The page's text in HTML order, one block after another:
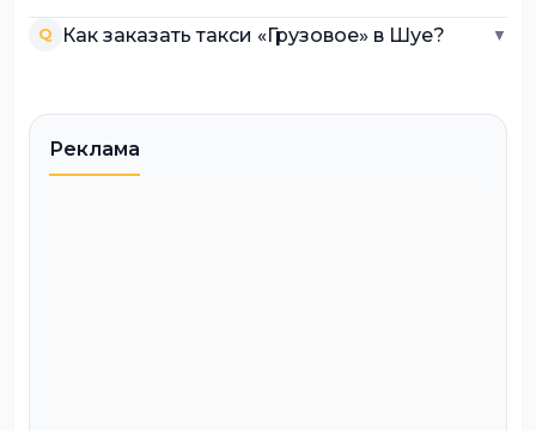
Q Как заказать такси «Грузовое» в Шуе? ▼
Реклама